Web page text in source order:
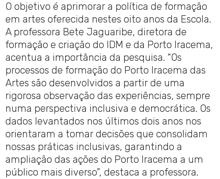
O objetivo é aprimorar a política de formação
em artes oferecida nestes oito anos da Escola.
A professora Bete Jaguaribe, diretora de
formação e criação do IDM e da Porto Iracema,
acentua a importância da pesquisa. “Os
processos de formação do Porto Iracema das
Artes são desenvolvidos a partir de uma
rigorosa observação das experiências, sempre
numa perspectiva inclusiva e democrática. Os
dados levantados nos últimos dois anos nos
orientaram a tomar decisões que consolidam
nossas práticas inclusivas, garantindo a
ampliação das ações do Porto Iracema a um
público mais diverso”, destaca a professora.